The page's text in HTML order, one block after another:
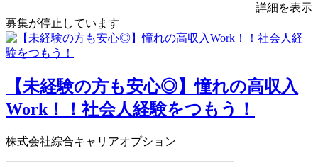
詳細を表示
募集が停止しています
【未経験の方も安心◎】憧れの高収入
Work！！社会人経験をつもう！
株式会社綜合キャリアオプション